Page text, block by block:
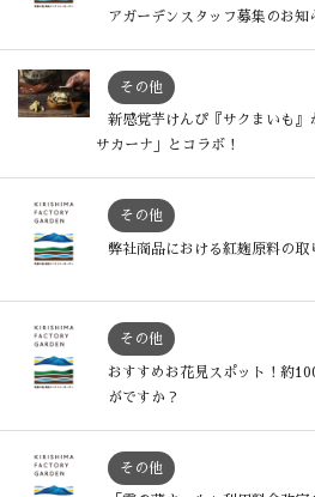
アガーデンスタッフ募集のお知
その他
新感覚芋けんぴ『サクまいも
サカーナ」とコラボ！
その他
弊社商品における紅麹原料の取
その他
おすすめお花見スポット！約
がですか？
その他